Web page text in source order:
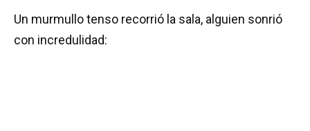
Un murmullo tenso recorrió la sala, alguien sonrió
con incredulidad: